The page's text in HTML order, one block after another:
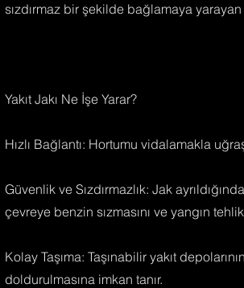
sızdırmaz bir şekilde bağlamaya yarayan
Yakıt Jakı Ne İşe Yarar?
Hızlı Bağlantı: Hortumu vidalamakla
Güvenlik ve Sızdırmazlık: Jak
çevreye benzin sızmasını ve yangın
Kolay Taşıma: Taşınabilir yakıt
doldurulmasına imkan tanır.